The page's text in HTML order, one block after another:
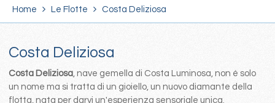
Home Le Flotte Costa Deliziosa
Costa Deliziosa
Costa Deliziosa, nave gemella di Costa Luminosa, non é solo
un nome ma si tratta di un gioiello, un nuovo diamante della
flotta, nata per darvi un'esperienza sensoriale unica.